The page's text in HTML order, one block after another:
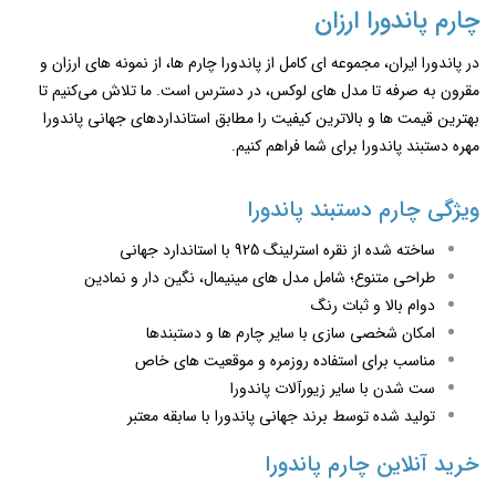
چارم پاندورا ارزان
در پاندورا ایران، مجموعه ‌ای کامل از پاندورا چارم ‌ها، از نمونه‌ های ارزان و
مقرون به صرفه تا مدل ‌های لوکس، در دسترس است. ما تلاش می‌کنیم تا
بهترین قیمت ‌ها و بالاترین کیفیت را مطابق استانداردهای جهانی پاندورا
مهره دستبند پاندورا برای شما فراهم کنیم.
ویژگی چارم دستبند پاندورا
ساخته شده از نقره استرلینگ 925 با استاندارد جهانی
طراحی متنوع؛ شامل مدل ‌های مینیمال، نگین ‌دار و نمادین
دوام بالا و ثبات رنگ
امکان شخصی‌ سازی با سایر چارم ‌ها و دستبندها
مناسب برای استفاده روزمره و موقعیت ‌های خاص
ست شدن با سایر زیورآلات پاندورا
تولید شده توسط برند جهانی پاندورا با سابقه معتبر
خرید آنلاین چارم پاندورا